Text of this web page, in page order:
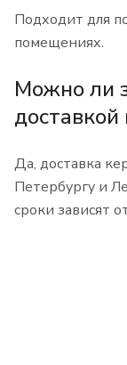
Подходит для
помещениях.
Можно ли
Да, доставка
Петербургу и
сроки зависят